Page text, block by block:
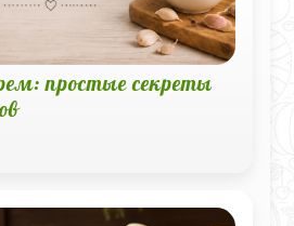
простые секреты